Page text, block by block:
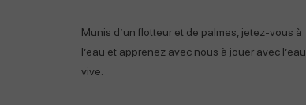
Munis d’un flotteur et de palmes, jetez-vous à
l’eau et apprenez avec nous à jouer avec l’eau
vive.